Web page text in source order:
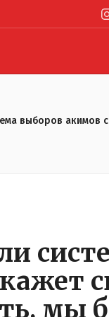
выборов
мы